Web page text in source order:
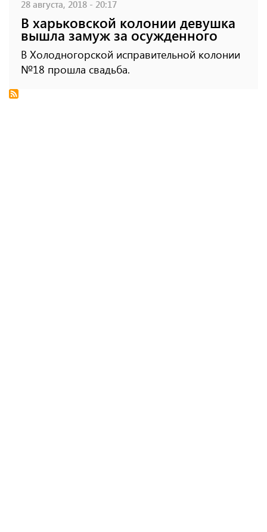
28 августа, 2018 - 20:17
В харьковской колонии девушка
вышла замуж за осужденного
В Холодногорской исправительной колонии
№18 прошла свадьба.